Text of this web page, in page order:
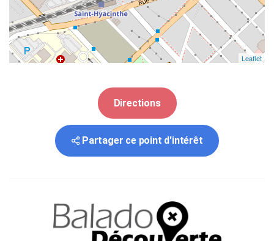
Leaflet
Directions
Partager ce point d'intérêt